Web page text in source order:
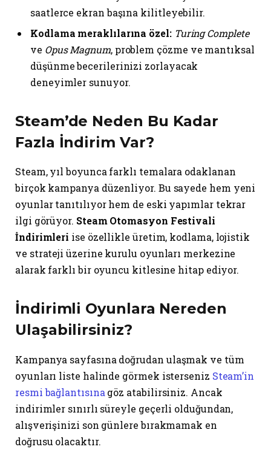
saatlerce ekran başına kilitleyebilir.
Kodlama meraklılarına özel: Turing Complete
ve Opus Magnum, problem çözme ve mantıksal
düşünme becerilerinizi zorlayacak
deneyimler sunuyor.
Steam’de Neden Bu Kadar
Fazla İndirim Var?
Steam, yıl boyunca farklı temalara odaklanan
birçok kampanya düzenliyor. Bu sayede hem yeni
oyunlar tanıtılıyor hem de eski yapımlar tekrar
ilgi görüyor. Steam Otomasyon Festivali
İndirimleri ise özellikle üretim, kodlama, lojistik
ve strateji üzerine kurulu oyunları merkezine
alarak farklı bir oyuncu kitlesine hitap ediyor.
İndirimli Oyunlara Nereden
Ulaşabilirsiniz?
Kampanya sayfasına doğrudan ulaşmak ve tüm
oyunları liste halinde görmek isterseniz Steam’in
resmi bağlantısına göz atabilirsiniz. Ancak
indirimler sınırlı süreyle geçerli olduğundan,
alışverişinizi son günlere bırakmamak en
doğrusu olacaktır.